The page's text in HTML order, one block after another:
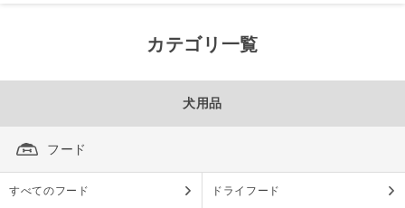
カテゴリ一覧
犬用品
フード
すべてのフード ドライフード